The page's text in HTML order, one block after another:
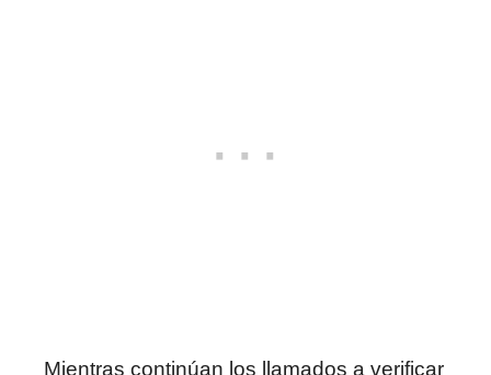
Mientras continúan los llamados a verificar